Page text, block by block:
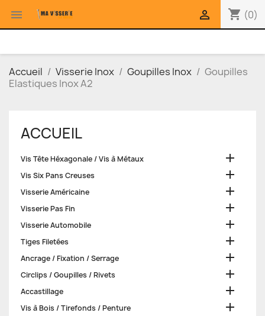
 shopping_cart (0)

Accueil Visserie Inox Goupilles Inox
Goupilles
Elastiques Inox A2
ACCUEIL
Vis Tête Héxagonale / Vis à Métaux 
Vis Six Pans Creuses 
Visserie Américaine 
Visserie Pas Fin 
Visserie Automobile 
Tiges Filetées 
Ancrage / Fixation / Serrage 
Circlips / Goupilles / Rivets 
Accastillage 
Vis à Bois / Tirefonds / Penture 